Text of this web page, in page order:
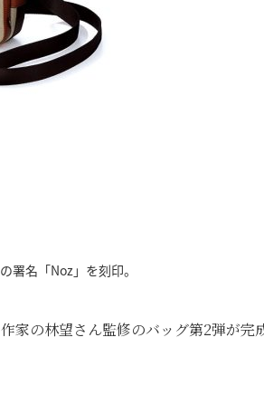
署名「Noz」を刻印。
家の林望さん監修のバッグ第2弾が完